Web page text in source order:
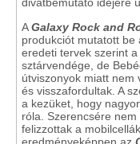
AGalaxy Rock and
produkciót mutatott be
eredeti tervek szerint a
sztárvendége, de
útviszonyok miatt nem
és visszafordultak. A
a kezüket, hogy
róla. Szerencsére
felizzottak a